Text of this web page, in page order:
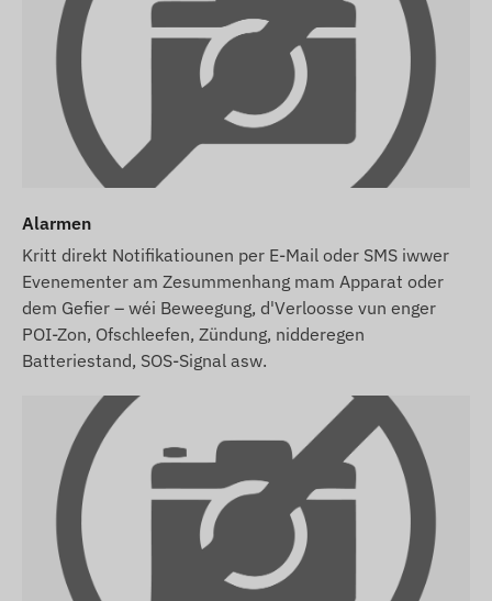
Alarmen
Kritt direkt Notifikatiounen per E-Mail oder SMS iwwer
Evenementer am Zesummenhang mam Apparat oder
dem Gefier – wéi Beweegung, d'Verloosse vun enger
POI-Zon, Ofschleefen, Zündung, nidderegen
Batteriestand, SOS-Signal asw.